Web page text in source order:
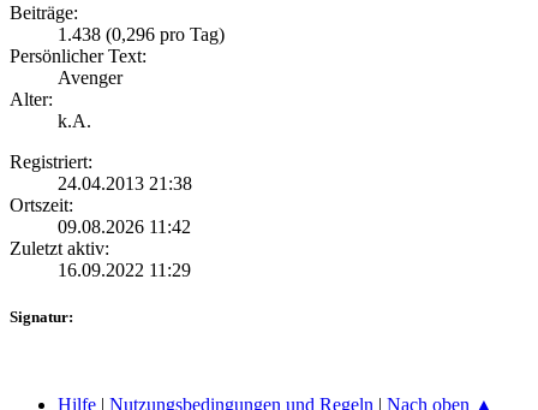
Beiträge:
1.438 (0,296 pro Tag)
Persönlicher Text:
Avenger
Alter:
k.A.
Registriert:
24.04.2013 21:38
Ortszeit:
09.08.2026 11:42
Zuletzt aktiv:
16.09.2022 11:29
Signatur:
Hilfe | Nutzungsbedingungen und Regeln | Nach oben ▲